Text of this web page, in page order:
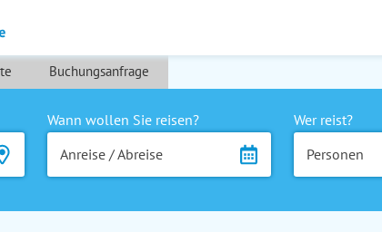
Buchungsanfrage
Wann wollen Sie reisen?
Anreise / Abreise
Wer reist?
Personen